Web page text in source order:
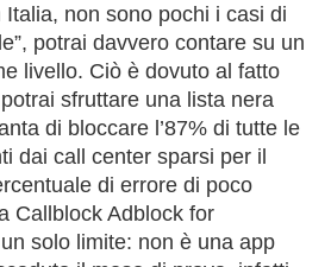
non sono pochi i casi di
potrai davvero contare su un
livello. Ciò è dovuto al fatto
sfruttare una lista nera
di bloccare l’87% di tutte le
dai call center sparsi per il
di errore di poco
Callblock Adblock for
solo limite: non è una app